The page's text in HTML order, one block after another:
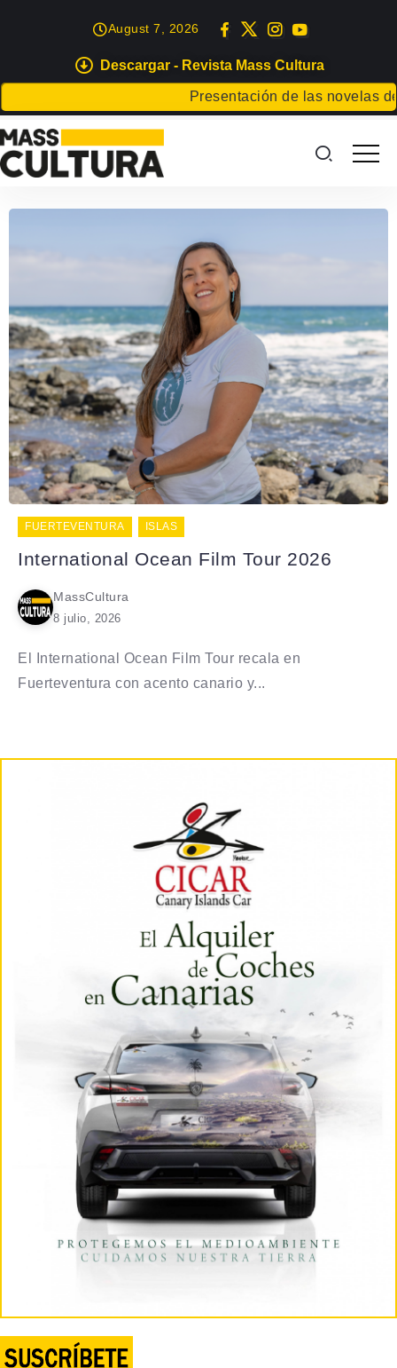
Descargar - Revista Mass Cultura
Presentación de las novelas de
August 7, 2026
FUERTEVENTURA ISLAS
International Ocean Film Tour 2026
MassCultura
8 julio, 2026
El International Ocean Film Tour recala en
Fuerteventura con acento canario y...